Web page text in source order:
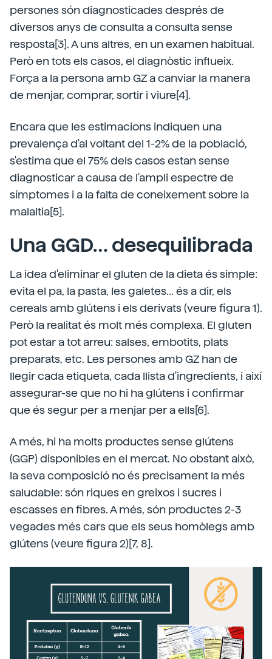
persones són diagnosticades després de
diversos anys de consulta a consulta sense
resposta[3]. A uns altres, en un examen habitual.
Però en tots els casos, el diagnòstic influeix.
Força a la persona amb GZ a canviar la manera
de menjar, comprar, sortir i viure[4].
Encara que les estimacions indiquen una
prevalença d'al voltant del 1-2% de la població,
s'estima que el 75% dels casos estan sense
diagnosticar a causa de l'ampli espectre de
símptomes i a la falta de coneixement sobre la
malaltia[5].
Una GGD… desequilibrada
La idea d'eliminar el gluten de la dieta és simple:
evita el pa, la pasta, les galetes... és a dir, els
cereals amb glútens i els derivats (veure figura 1).
Però la realitat és molt més complexa. El gluten
pot estar a tot arreu: salses, embotits, plats
preparats, etc. Les persones amb GZ han de
llegir cada etiqueta, cada llista d'ingredients, i així
assegurar-se que no hi ha glútens i confirmar
que és segur per a menjar per a ells[6].
A més, hi ha molts productes sense glútens
(GGP) disponibles en el mercat. No obstant això,
la seva composició no és precisament la més
saludable: són riques en greixos i sucres i
escasses en fibres. A més, són productes 2-3
vegades més cars que els seus homòlegs amb
glútens (veure figura 2)[7, 8].